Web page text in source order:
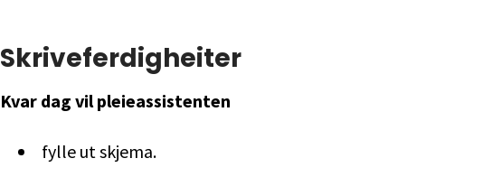
Skriveferdigheiter
Kvar dag vil pleieassistenten
fylle ut skjema.